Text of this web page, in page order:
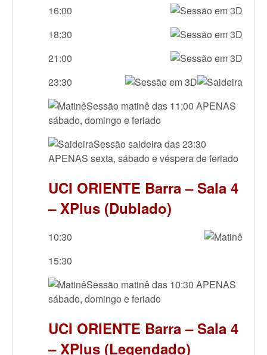
16:00
18:30
21:00
23:30
Sessão matinê das 11:00 APENAS
sábado, domingo e feriado
Sessão saideira das 23:30
APENAS sexta, sábado e véspera de feriado
UCI ORIENTE Barra – Sala 4
– XPlus (Dublado)
10:30
15:30
Sessão matinê das 10:30 APENAS
sábado, domingo e feriado
UCI ORIENTE Barra – Sala 4
– XPlus (Legendado)